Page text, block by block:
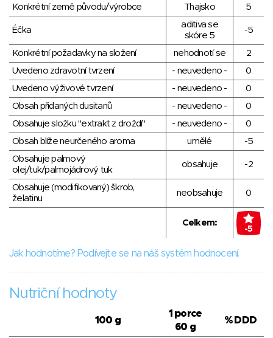
Konkrétní země původu/výrobce
Thajsko 5
Éčka
aditiva se
skóre 5
-5
Konkrétní požadavky na složení nehodnotí se
2
Uvedeno zdravotní tvrzení
- neuvedeno -
0
Uvedeno výživové tvrzení
- neuvedeno -
0
Obsah přidaných dusitanů
- neuvedeno -
0
Obsahuje složku "extrakt z droždí"
- neuvedeno -
0
Obsah blíže neurčeného aroma
umělé
-5
Obsahuje palmový
olej/tuk/palmojádrový tuk
obsahuje -2
Obsahuje (modifikovaný) škrob,
želatinu
neobsahuje 0
Celkem:
-5
Jak hodnotíme? Podívejte se na náš systém hodnocení.
Nutriční hodnoty
100 g
1 porce
60 g
% DDD